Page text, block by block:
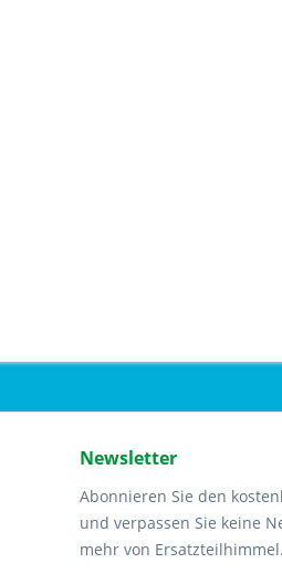
Newsletter
Abonnieren Sie den
und verpassen Sie keine
mehr von Ersatzteilhimmel.